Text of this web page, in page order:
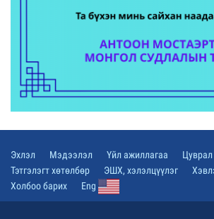
Эхлэл Мэдээлэл Үйл ажиллагаа
Цуврал
Тэтгэлэгт хөтөлбөр
ЭШХ, хэлэлцүүлэг
Холбоо барих
Eng